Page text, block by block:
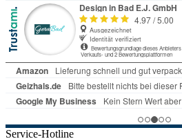
Service-Hotline